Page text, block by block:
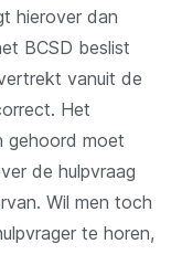
hierover dan
BCSD beslist
vanuit de
Het
gehoord moet
de hulpvraag
Wil men toch
te horen,